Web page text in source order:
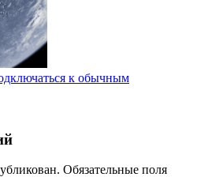
к обычным
Обязательные поля